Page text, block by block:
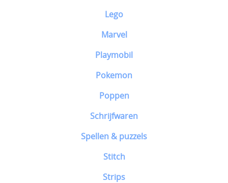
Lego
Marvel
Playmobil
Pokemon
Poppen
Schrijfwaren
Spellen & puzzels
Stitch
Strips